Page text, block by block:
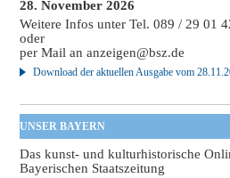
28. November 2026
Weitere Infos unter Tel. 089 / 29 01
oder
per Mail ananzeigen@bsz.de
Download der aktuellen Ausgabe vom
UNSER BAYERN
Das kunst- und kulturhistorische
Bayerischen Staatszeitung